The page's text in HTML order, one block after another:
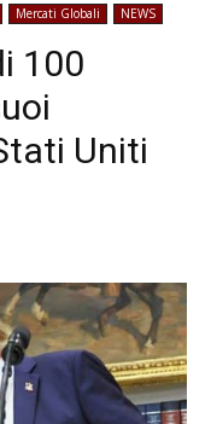
Mercati Globali NEWS
100
Uniti